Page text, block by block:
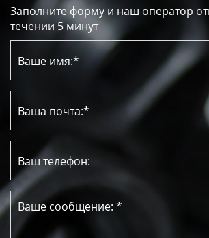
Заполните форму и наш оператор
течении 5 минут